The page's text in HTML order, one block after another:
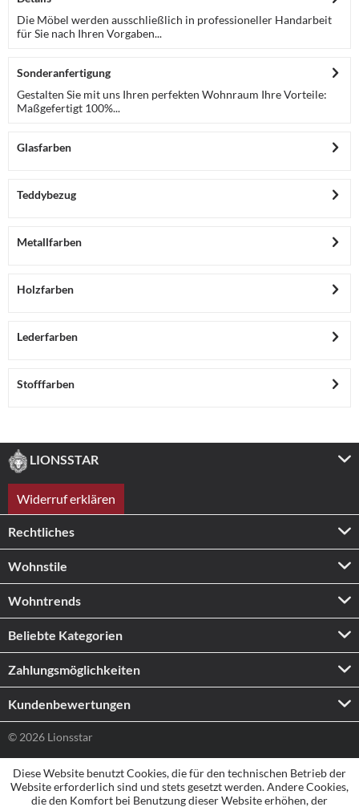
Die Möbel werden ausschließlich in professioneller Handarbeit
für Sie nach Ihren Vorgaben...
Sonderanfertigung
Gestalten Sie mit uns Ihren perfekten Wohnraum Ihre Vorteile:
Maßgefertigt 100%...
Glasfarben
Teddybezug
Metallfarben
Holzfarben
Lederfarben
Stofffarben
LIONSSTAR
Widerruf erklären
Rechtliches
Wohnstile
Wohntrends
Beliebte Kategorien
Zahlungs­möglichkeiten
Kundenbewertungen
© 2026 Lionsstar
Diese Website benutzt Cookies, die für den technischen Betrieb der
Website erforderlich sind und stets gesetzt werden. Andere Cookies,
die den Komfort bei Benutzung dieser Website erhöhen, der